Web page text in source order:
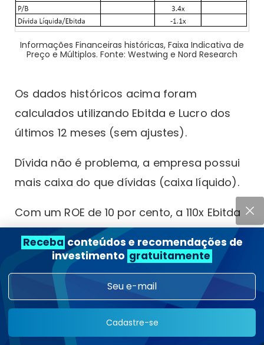
Informações Financeiras históricas, Faixa Indicativa de
Preço e Múltiplos. Fonte: Westwing e Nord Research
Os dados históricos acima foram
calculados utilizando Ebitda e Lucro dos
últimos 12 meses (sem ajustes).
Dívida não é problema, a empresa possui
mais caixa do que dívidas (caixa líquido).
Com um ROE de 10 por cento, a 110x Ebitda
na faixa média, sem crescimento
consistente, o preço do IPO não se
justifica.
Com a forte competição e ausência de
vantagens competitivas, WEST precisará
buscar mais crescimento para ficar à
Receba conteúdos e recomendações de
investimento gratuitamente
Cadastre-se